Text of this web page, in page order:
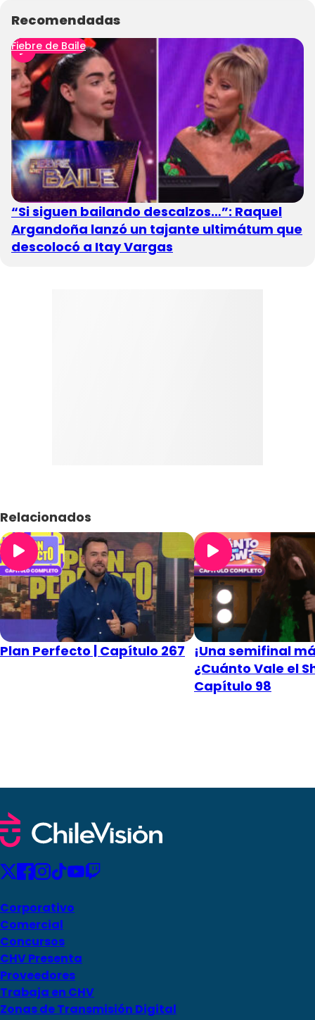
Recomendadas
Fiebre de Baile
“Si siguen bailando descalzos…”: Raquel
Argandoña lanzó un tajante ultimátum que
descolocó a Itay Vargas
Relacionados
Plan Perfecto | Capítulo 267
¡Una semifinal
¿Cuánto Vale el
Capítulo 98
Corporativo
Comercial
Concursos
CHV Presenta
Proveedores
Trabaja en CHV
Zonas de Transmisión Digital